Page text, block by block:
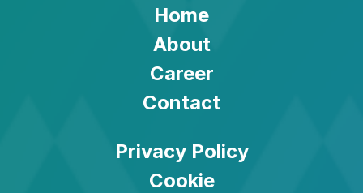
Home
About
Career
Contact
Privacy Policy
Cookie